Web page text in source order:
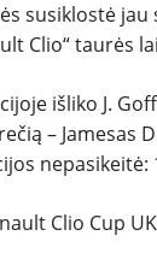
susiklostė jau
Clio“ taurės
išliko J.
– Jamesas
nepasikeitė:
Clio Cup